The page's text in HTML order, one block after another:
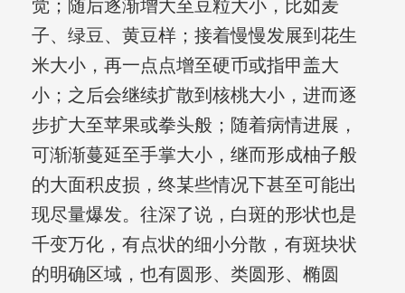
觉；随后逐渐增大至豆粒大小，比如麦
子、绿豆、黄豆样；接着慢慢发展到花生
米大小，再一点点增至硬币或指甲盖大
小；之后会继续扩散到核桃大小，进而逐
步扩大至苹果或拳头般；随着病情进展，
可渐渐蔓延至手掌大小，继而形成柚子般
的大面积皮损，终某些情况下甚至可能出
现尽量爆发。往深了说，白斑的形状也是
千变万化，有点状的细小分散，有斑块状
的明确区域，也有圆形、类圆形、椭圆